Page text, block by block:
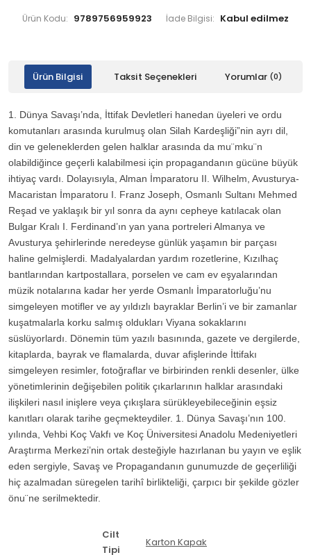
Ürün Kodu: 9789756959923 İade Bilgisi:
Ürün Bilgisi Taksit Seçenekleri Yorumlar (0)
1. Dünya Savaşı’nda, İttifak Devletleri hanedan üyeleri ve ordu
komutanları arasında kurulmuş olan Silah Kardeşliği”nin ayrı dil,
din ve geleneklerden gelen halklar arasında da mu¨mku¨n
olabildiğince geçerli kalabilmesi için propagandanın gücüne büyük
ihtiyaç vardı. Dolayısıyla, Alman İmparatoru II. Wilhelm, Avusturya-
Macaristan İmparatoru I. Franz Joseph, Osmanlı Sultanı Mehmed
Reşad ve yaklaşık bir yıl sonra da aynı cepheye katılacak olan
Bulgar Kralı I. Ferdinand’ın yan yana portreleri Almanya ve
Avusturya şehirlerinde neredeyse günlük yaşamın bir parçası
haline gelmişlerdi. Madalyalardan yardım rozetlerine, Kızılhaç
bantlarından kartpostallara, porselen ve cam ev eşyalarından
müzik notalarına kadar her yerde Osmanlı İmparatorluğu’nu
simgeleyen motifler ve ay yıldızlı bayraklar Berlin’i ve bir zamanlar
kuşatmalarla korku salmış oldukları Viyana sokaklarını
süslüyorlardı. Dönemin tüm yazılı basınında, gazete ve dergilerde,
kitaplarda, bayrak ve flamalarda, duvar afişlerinde İttifakı
simgeleyen resimler, fotoğraflar ve birbirinden renkli desenler, ülke
yönetimlerinin değişebilen politik çıkarlarının halklar arasındaki
ilişkileri nasıl inişlere veya çıkışlara sürükleyebileceğinin eşsiz
kanıtları olarak tarihe geçmekteydiler. 1. Dünya Savaşı’nın 100.
yılında, Vehbi Koç Vakfı ve Koç Üniversitesi Anadolu Medeniyetleri
Araştırma Merkezi’nin ortak desteğiyle hazırlanan bu yayın ve eşlik
eden sergiyle, Savaş ve Propagandanın gunumuzde de geçerliliği
hiç azalmadan süregelen tarihî birlikteliği, çarpıcı bir şekilde gözler
önu¨ne serilmektedir.
Cilt
Tipi
Karton Kapak